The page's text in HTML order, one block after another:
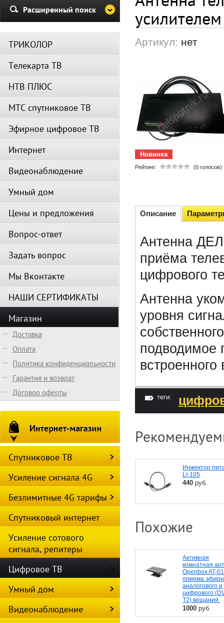
Убедительная просьба в
период не производить поиск
каналов и не перезагружать
Вещание телеканалов и
Артикул: нет
Новинка
Рейтинг: (0 голосов)
Описание
Антенна
приёма
цифрового
Антенна
уровня
подводимое
теги:
Инжектор
LI-105
440 руб.
Похожие
Активная
комнатная
Openbox AT-
приема
аналогового и
цифрового
T2) вещания.
1000 руб.
Расширенный поиск
ТРИКОЛОР
Телекарта ТВ
НТВ ПЛЮС
МТС спутниковое ТВ
Эфирное цифровое ТВ
Интернет
Видеонаблюдение
Умный дом
Цены и предложения
Вопрос-ответ
Задать вопрос
Мы Вконтакте
НАШИ СЕРТИФИКАТЫ
Магазин
Доставка
Оплата
Политика конфиденциальности
Гарантия и возврат
Договор оферты
Спутниковое ТВ
Усиление сигнала 4G
Безлимитные 4G тарифы
Спутниковый интернет
Усиление сотового
сигнала, репитеры
Цифровое ТВ
Умный дом
Видеонаблюдение